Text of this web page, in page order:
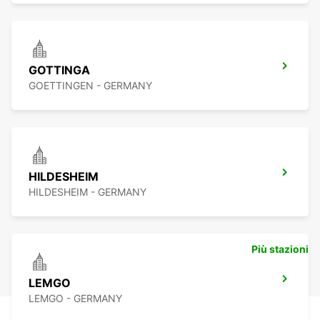
GOTTINGA
GOETTINGEN - GERMANY
HILDESHEIM
HILDESHEIM - GERMANY
LEMGO
LEMGO - GERMANY
Più stazioni